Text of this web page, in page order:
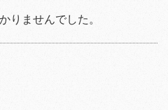
りませんでした。